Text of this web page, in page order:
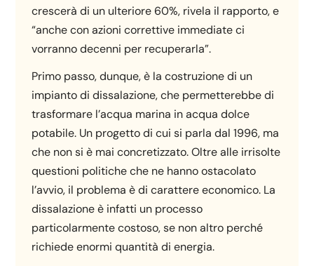
crescerà di un ulteriore 60%, rivela il rapporto, e
“anche con azioni correttive immediate ci
vorranno decenni per recuperarla”.
Primo passo, dunque, è la costruzione di un
impianto di dissalazione, che permetterebbe di
trasformare l’acqua marina in acqua dolce
potabile. Un progetto di cui si parla dal 1996, ma
che non si è mai concretizzato. Oltre alle irrisolte
questioni politiche che ne hanno ostacolato
l’avvio, il problema è di carattere economico. La
dissalazione è infatti un processo
particolarmente costoso, se non altro perché
richiede enormi quantità di energia.